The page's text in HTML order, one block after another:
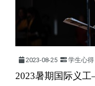
2023-08-25 学生心得
2023暑期国际义